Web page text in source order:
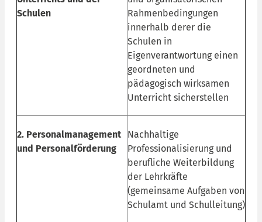
Schulen
Rahmenbedingungen
innerhalb derer die
Schulen in
Eigenverantwortung einen
geordneten und
pädagogisch wirksamen
Unterricht sicherstellen
2. Personalmanagement
und Personalförderung
Nachhaltige
Professionalisierung und
berufliche Weiterbildung
der Lehrkräfte
(gemeinsame Aufgaben von
Schulamt und Schulleitung)